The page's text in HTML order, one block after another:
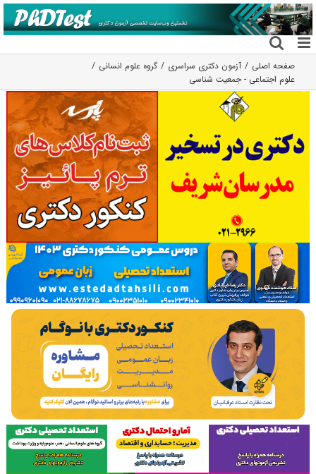
رفتن
به
محتوا
صفحه اصلی آزمون دکتری سراسری
گروه علوم انسانی
علوم اجتماعی - جمعیت شناسی